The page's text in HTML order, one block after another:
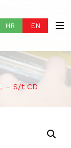
HR EN
– S/t CD